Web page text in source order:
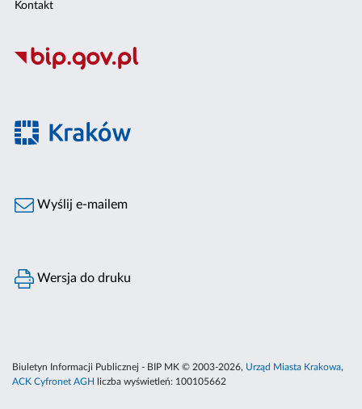
Kontakt
Wyślij e-mailem
Wersja do druku
Biuletyn Informacji Publicznej - BIP MK © 2003-2026, Urząd Miasta Krakowa,
ACK Cyfronet AGH
liczba wyświetleń: 100105662